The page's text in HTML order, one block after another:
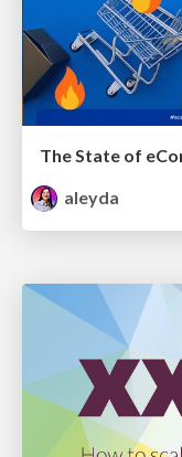
aleyda